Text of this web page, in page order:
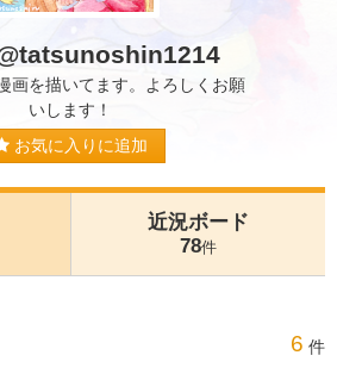
画を描いてます。よろしくお願
いします！
お気に入りに追加
近況ボード
78件
6 件